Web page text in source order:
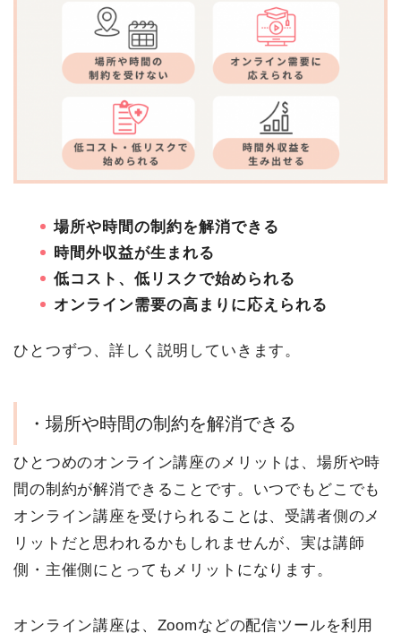
場所や時間の制約を解消できる
時間外収益が生まれる
低コスト、低リスクで始められる
オンライン需要の高まりに応えられる
ひとつずつ、詳しく説明していきます。
・場所や時間の制約を解消できる
ひとつめのオンライン講座のメリットは、場所や時
間の制約が解消できることです。いつでもどこでも
オンライン講座を受けられることは、受講者側のメ
リットだと思われるかもしれませんが、実は講師
側・主催側にとってもメリットになります。
オンライン講座は、Zoomなどの配信ツールを利用